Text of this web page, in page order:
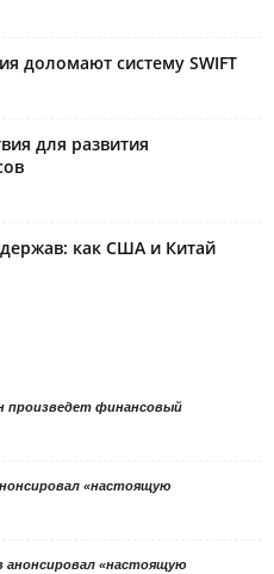
доломают систему SWIFT
для развития
как США и Китай
произведет финансовый
«настоящую
анонсировал «настоящую